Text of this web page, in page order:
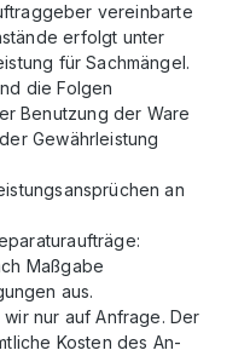
vereinbarte
erfolgt unter
für Sachmängel.
die Folgen
Benutzung der Ware
Gewährleistung
an
Maßgabe
aus.
nur auf Anfrage. Der
Kosten des An-